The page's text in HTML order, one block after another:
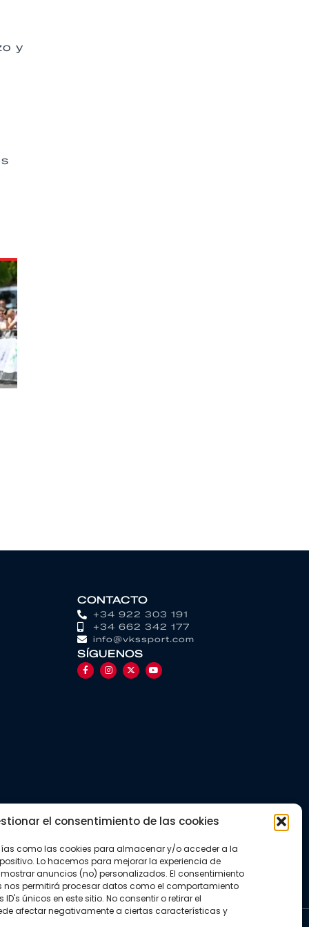
el consentimiento de las cookies
como las cookies para almacenar y/o acceder a la
Lo hacemos para mejorar la experiencia de
anuncios (no) personalizados. El consentimiento
permitirá procesar datos como el comportamiento
únicos en este sitio. No consentir o retirar el
afectar negativamente a ciertas características y
y
CONTACTO
+34 922 303 191
+34 662 342 177
info@vkssport.com
SÍGUENOS